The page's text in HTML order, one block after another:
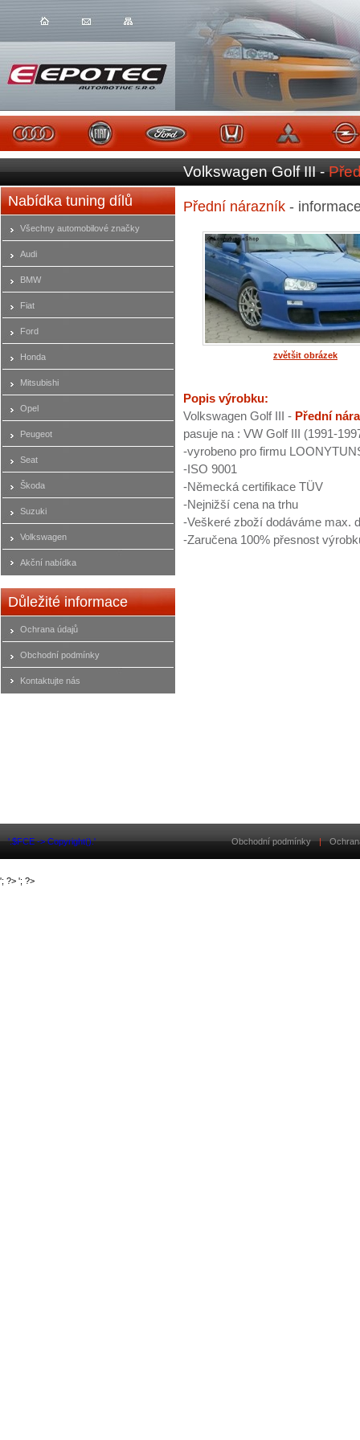
Volkswagen Golf III -
Nabídka tuning dílů
Všechny automobilové značky
Audi
BMW
Fiat
Ford
Honda
Mitsubishi
Opel
Peugeot
Seat
Škoda
Suzuki
Volkswagen
Akční nabídka
Důležité informace
Ochrana údajů
Obchodní podmínky
Kontaktujte nás
Přední nárazník -
zvětšit obrázek
Popis výrobku:
Volkswagen Golf III - Přední
pasuje na : VW Golf III (1991-
-vyrobeno pro firmu
-ISO 9001
-Německá certifikace TÜV
-Nejnižší cena na trhu
-Veškeré zboží dodáváme max.
-Zaručena 100% přesnost
'.$FCE -> Copyright().' Obchodní podmínky |
'; ?> '; ?>